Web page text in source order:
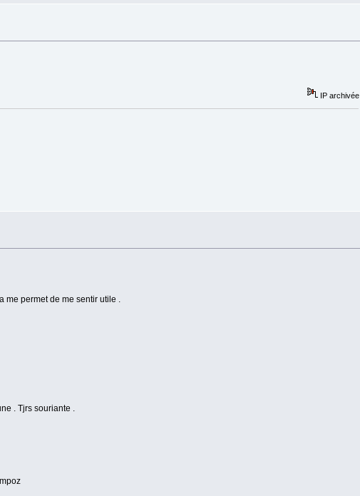
IP archivée
me permet de me sentir utile .
. Tjrs souriante .